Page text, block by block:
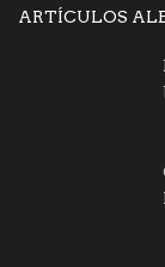
ARTÍCULOS